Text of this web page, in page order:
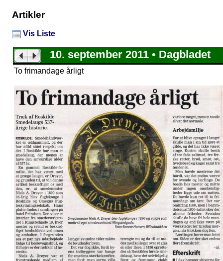
Artikler
Vis Liste
10. september 2011 • Dagbladet
To frimandage årligt